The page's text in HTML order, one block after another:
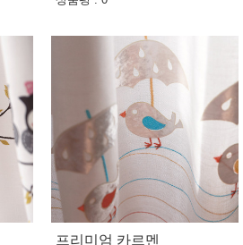
프리미엄 카르멘